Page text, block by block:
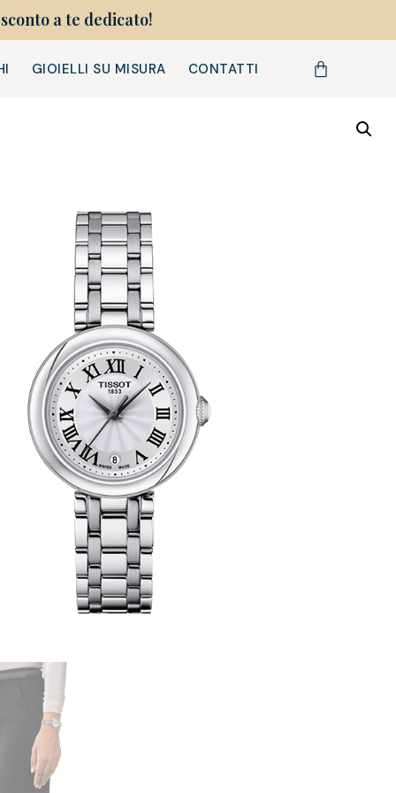
a te dedicato!
GIOIELLI SU MISURA CONTATTI